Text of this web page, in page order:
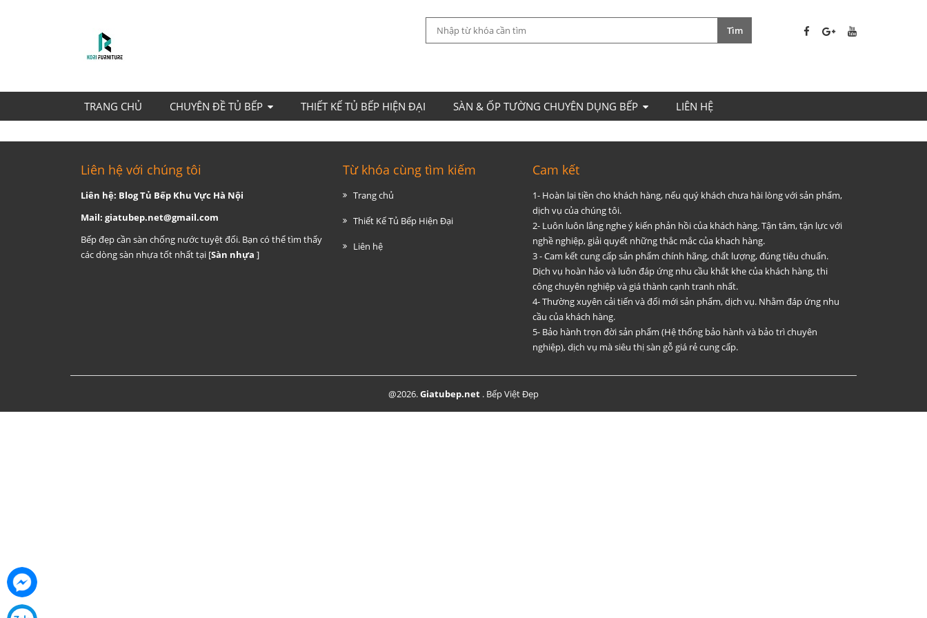
TRANG CHỦ CHUYÊN ĐỀ TỦ BẾP THIẾT KẾ TỦ BẾP HIỆN ĐẠI SÀN & ỐP TƯỜNG CHUYÊN DỤNG BẾP LIÊN HỆ
Liên hệ với chúng tôi
Liên hệ: Blog Tủ Bếp Khu Vực Hà Nội
Mail: giatubep.net@gmail.com
Bếp đẹp cần sàn chống nước tuyệt đối. Bạn có thể tìm thấy
các dòng sàn nhựa tốt nhất tại [Sàn nhựa ]
Từ khóa cùng tìm kiếm
Trang chủ
Thiết Kế Tủ Bếp Hiện Đại
Liên hệ
Cam kết
1- Hoàn lại tiền cho khách hàng, nếu quý khách chưa hài lòng với sản phẩm,
dịch vụ của chúng tôi.
2- Luôn luôn lắng nghe ý kiến phản hồi của khách hàng. Tận tâm, tận lực với
nghề nghiệp, giải quyết những thắc mắc của khach hàng.
3 - Cam kết cung cấp sản phẩm chính hãng, chất lượng, đúng tiêu chuẩn.
Dịch vụ hoàn hảo và luôn đáp ứng nhu cầu khắt khe của khách hàng, thi
công chuyên nghiệp và giá thành cạnh tranh nhất.
4- Thường xuyên cải tiến và đổi mới sản phẩm, dịch vụ. Nhằm đáp ứng nhu
cầu của khách hàng.
5- Bảo hành trọn đời sản phẩm (Hệ thống bảo hành và bảo trì chuyên
nghiệp), dịch vụ mà siêu thị sàn gỗ giá rẻ cung cấp.
@2026.Giatubep.net . Bếp Việt Đẹp